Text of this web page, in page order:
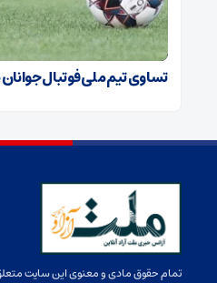
تساوی تیم ملی فوتبال
تمام حقوق مادی و معنوی این سایت